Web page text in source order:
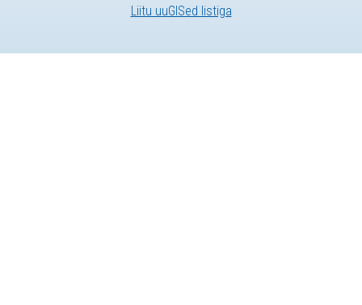
Liitu uuGISed listiga